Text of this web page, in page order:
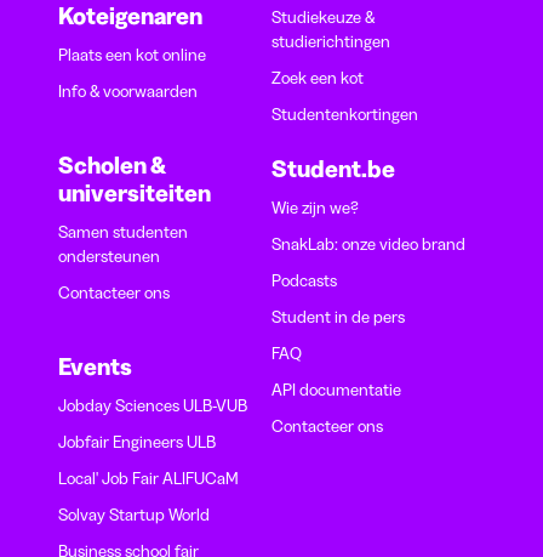
Koteigenaren
Plaats een kot online
Info & voorwaarden
Scholen &
universiteiten
Samen studenten
ondersteunen
Contacteer ons
Events
Jobday Sciences ULB-VUB
Jobfair Engineers ULB
Local' Job Fair ALIFUCaM
Solvay Startup World
Business school fair
Studiekeuze &
studierichtingen
Zoek een kot
Studentenkortingen
Student.be
Wie zijn we?
SnakLab: onze video brand
Podcasts
Student in de pers
FAQ
API documentatie
Contacteer ons